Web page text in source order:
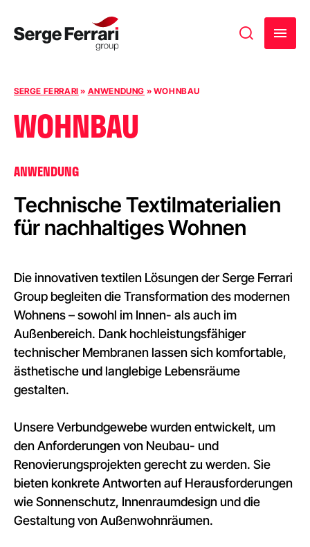
SERGE FERRARI » ANWENDUNG » WOHNBAU
WOHNBAU
ANWENDUNG
Technische Textilmaterialien
für nachhaltiges Wohnen
Die innovativen textilen Lösungen der Serge Ferrari
Group begleiten die Transformation des modernen
Wohnens – sowohl im Innen- als auch im
Außenbereich. Dank hochleistungsfähiger
technischer Membranen lassen sich komfortable,
ästhetische und langlebige Lebensräume
gestalten.
Unsere Verbundgewebe wurden entwickelt, um
den Anforderungen von Neubau- und
Renovierungsprojekten gerecht zu werden. Sie
bieten konkrete Antworten auf Herausforderungen
wie Sonnenschutz, Innenraumdesign und die
Gestaltung von Außenwohnräumen.